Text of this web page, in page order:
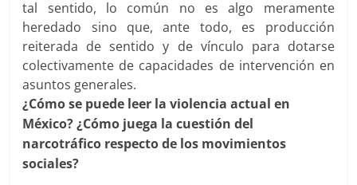
tal sentido, lo común no es algo meramente
heredado sino que, ante todo, es producción
reiterada de sentido y de vínculo para dotarse
colectivamente de capacidades de intervención en
asuntos generales.
¿Cómo se puede leer la violencia actual en
México? ¿Cómo juega la cuestión del
narcotráfico respecto de los movimientos
sociales?